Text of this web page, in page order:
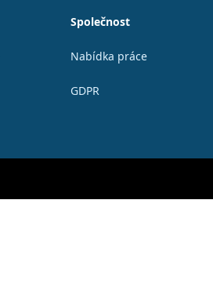
Společnost
Nabídka práce
GDPR